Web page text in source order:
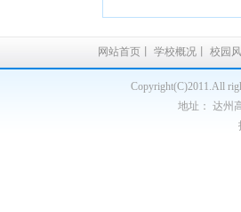
网站首页 学校概况 校园
Copyright(C)2011.All
地址： 达州